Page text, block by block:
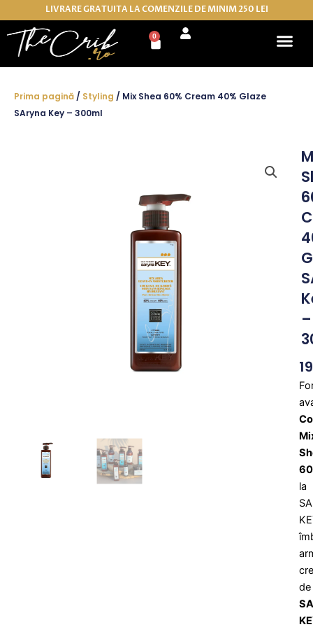
to
content
LIVRARE GRATUITA LA COMENZILE DE MINIM 250 LEI
0
Cart
Prima pagină / Styling / Mix Shea 60% Cream 40% Glaze
SAryna Key – 300ml
–
la
de